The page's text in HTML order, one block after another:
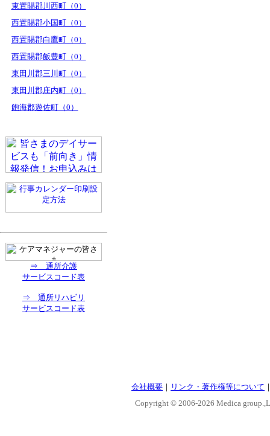
東置賜郡川西町（0）
西置賜郡小国町（0）
西置賜郡白鷹町（0）
西置賜郡飯豊町（0）
東田川郡三川町（0）
東田川郡庄内町（0）
飽海郡遊佐町（0）
⇒ 通所介護
サービスコード表
⇒ 通所リハビリ
サービスコード表
会社概要 ｜ リンク・著作権等について
Copyright © 2006-2026 Medica